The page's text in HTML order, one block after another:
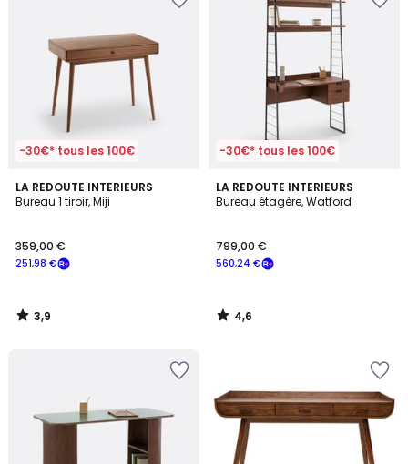
-30€* tous les 100€
LA REDOUTE INTERIEURS
Bureau 1 tiroir, Miji
251,98 €
359,00 €
3,9
/ 5
3,9
/
-30€* tous les 100€
LA REDOUTE INTERIEURS
Bureau étagère, Watford
560,24 €
799,00 €
4,6
/ 5
4,6
/